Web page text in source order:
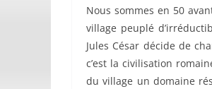
Nous sommes en 50
village peuplé
Jules César décide de
c’est la civilisation
du village un domaine